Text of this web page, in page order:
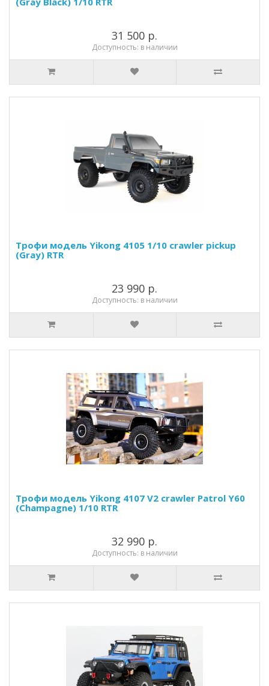
31 500 р.
Доступность: в наличии
Трофи модель Yikong 4105 1/10 crawler pickup
(Gray) RTR
23 990 р.
Доступность: в наличии
Трофи модель Yikong 4107 V2 crawler Patrol Y60
(Champagne) 1/10 RTR
32 990 р.
Доступность: в наличии